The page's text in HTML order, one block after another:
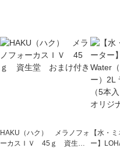
HAKU（ハク） メラノフォ
ーカスＩＶ 45ｇ 資生
【水・
ー】